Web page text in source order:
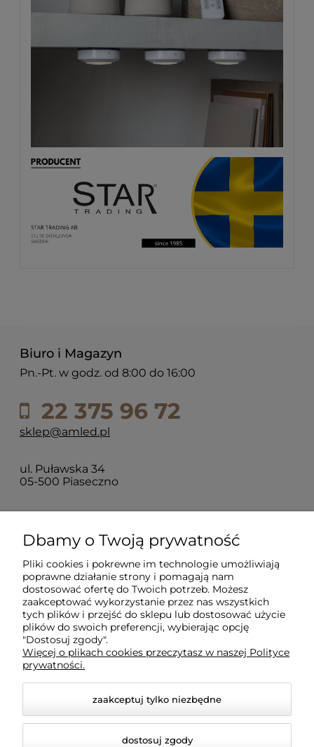
Biuro i Magazyn
Pn.-Pt. w godz. od 8:00 do 16:00
22 375 96 72
sklep@amled.pl
ul. Puławska 34
05-500 Piaseczno
Dla klientów
Informacje
O firmie
Dbamy o Twoją prywatność
Pliki cookies i pokrewne im technologie umożliwiają
poprawne działanie strony i pomagają nam
dostosować ofertę do Twoich potrzeb. Możesz
zaakceptować wykorzystanie przez nas wszystkich
tych plików i przejść do sklepu lub dostosować użycie
plików do swoich preferencji, wybierając opcję
"Dostosuj zgody".
Więcej o plikach cookies przeczytasz w naszej Polityce
prywatności.
zaakceptuj tylko niezbędne
dostosuj zgody